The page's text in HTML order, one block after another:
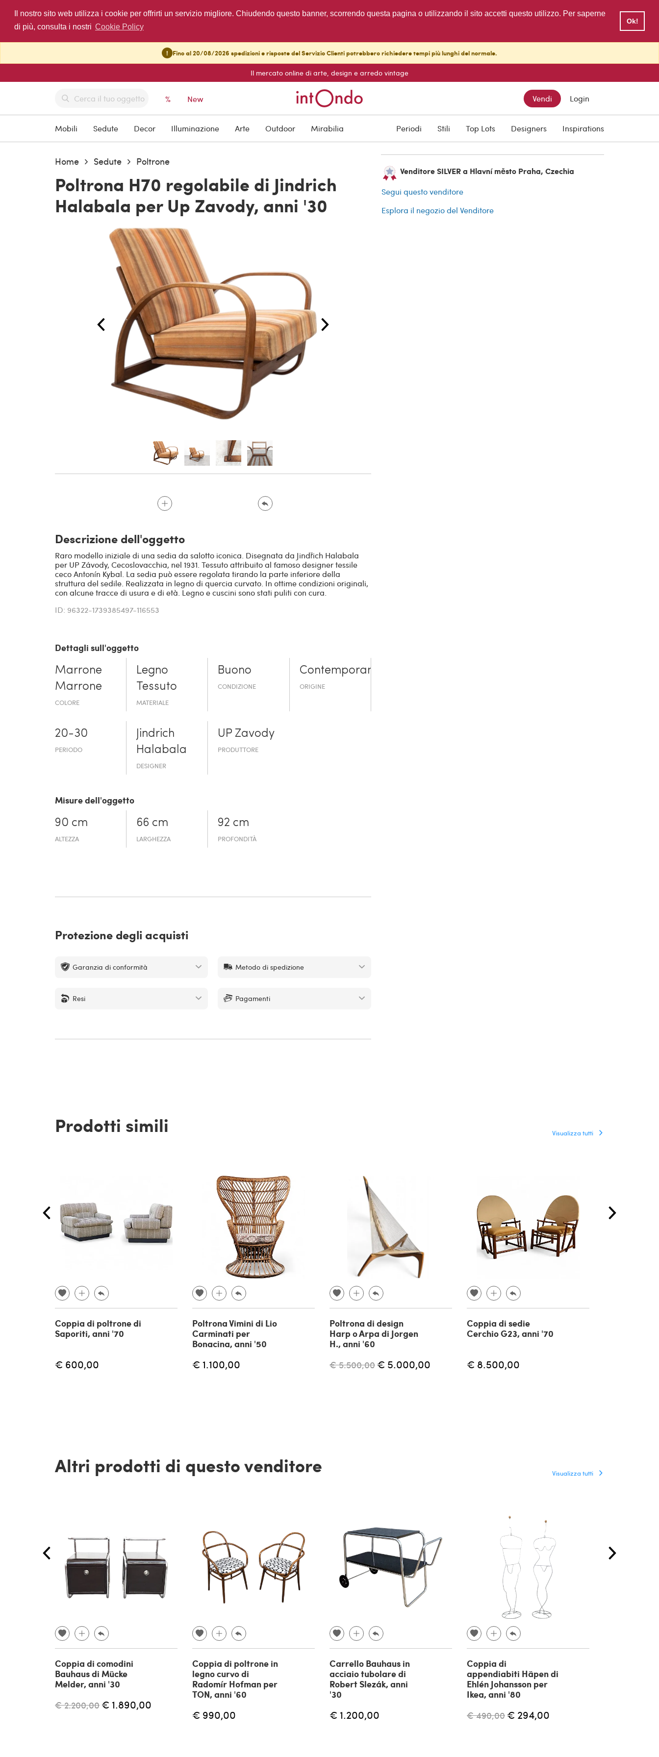
Il nostro sito web utilizza i cookie per offrirti un servizio migliore. Chiudendo questo banner, scorrendo questa pagina o utilizzando il sito accetti questo utilizzo. Per saperne
di più, consulta i nostri Cookie Policy
Ok!
! Fino al 20/08/2026 spedizioni e risposte del Servizio Clienti potrebbero richiedere tempi più lunghi del normale.
Il mercato online di arte, design e arredo vintage
% New Vendi Login
Mobili Sedute Decor Illuminazione Arte Outdoor Mirabilia Periodi Stili Top Lots Designers Inspirations
Home Sedute Poltrone
Poltrona H70 regolabile di Jindrich
Halabala per Up Zavody, anni '30
Venditore SILVER a Hlavní město Praha, Czechia
Segui questo venditore
Esplora il negozio del Venditore
Descrizione dell'oggetto
Raro modello iniziale di una sedia da salotto iconica. Disegnata da Jindřich Halabala
per UP Závody, Cecoslovacchia, nel 1931. Tessuto attribuito al famoso designer tessile
ceco Antonín Kybal. La sedia può essere regolata tirando la parte inferiore della
struttura del sedile. Realizzata in legno di quercia curvato. In ottime condizioni originali,
con alcune tracce di usura e di età. Legno e cuscini sono stati puliti con cura.
ID: 96322-1739385497-116553
Dettagli sull'oggetto
Marrone
Marrone
COLORE
Legno
Tessuto
MATERIALE
Buono
CONDIZIONE
Contemporaneo
ORIGINE
20-30
PERIODO
Jindrich
Halabala
DESIGNER
UP Zavody
PRODUTTORE
Misure dell'oggetto
90 cm
ALTEZZA
66 cm
LARGHEZZA
92 cm
PROFONDITÀ
Protezione degli acquisti
Garanzia di conformità Metodo di spedizione
Resi Pagamenti
Prodotti simili Visualizza tutti
Coppia di poltrone di
Saporiti, anni '70
€ 600,00
Poltrona Vimini di Lio
Carminati per
Bonacina, anni '50
€ 1.100,00
Poltrona di design
Harp o Arpa di Jorgen
H., anni '60
€ 5.500,00 € 5.000,00
Coppia di sedie
Cerchio G23, anni '70
€ 8.500,00
Altri prodotti di questo venditore Visualizza tutti
Coppia di comodini
Bauhaus di Mücke
Melder, anni '30
€ 2.200,00 € 1.890,00
Coppia di poltrone in
legno curvo di
Radomír Hofman per
TON, anni '60
€ 990,00
Carrello Bauhaus in
acciaio tubolare di
Robert Slezák, anni
'30
€ 1.200,00
Coppia di
appendiabiti Häpen di
Ehlén Johansson per
Ikea, anni '80
€ 490,00 € 294,00